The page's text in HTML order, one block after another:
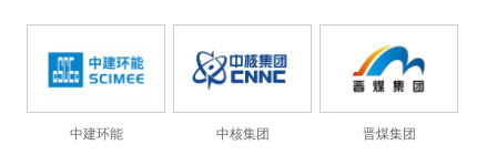
中建环能 中核集团 晋煤集团